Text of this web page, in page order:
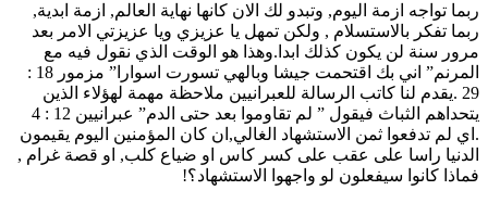
ربما تواجه ازمة اليوم, وتبدو لك الان كانها نهاية العالم, ازمة ابدية,
ربما تفكر بالاستسلام , ولكن تمهل يا عزيزي ويا عزيزتي الامر بعد
مرور سنة لن يكون كذلك ابدا.وهذا هو الوقت الذي نقول فيه مع
المرنم” اني بك اقتحمت جيشا وبالهي تسورت اسوارا” مزمور 18 :
29 .يقدم لنا كاتب الرسالة للعبرانيين ملاحظة مهمة لهؤلاء الذين
يتحداهم الثباث فيقول ” لم تقاوموا بعد حتى الدم” عبرانيين 12 : 4
.اي لم تدفعوا ثمن الاستشهاد الغالي,ان كان المؤمنين اليوم يقيمون
الدنيا راسا على عقب على كسر كاس او ضياع كلب, او قصة غرام ,
فماذا كانوا سيفعلون لو واجهوا الاستشهاد؟!